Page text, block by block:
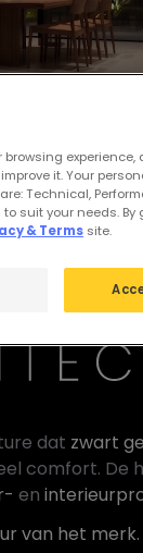
dat zwart
comfort. De
en
van het merk.
experience,
it. Your
Technical,
suit your needs. By
& Terms site.